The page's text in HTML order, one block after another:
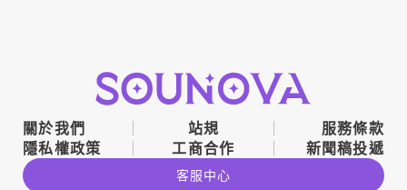
關於我們 站規
服務條款
隱私權政策
工商合作 新聞稿投遞
客服中心